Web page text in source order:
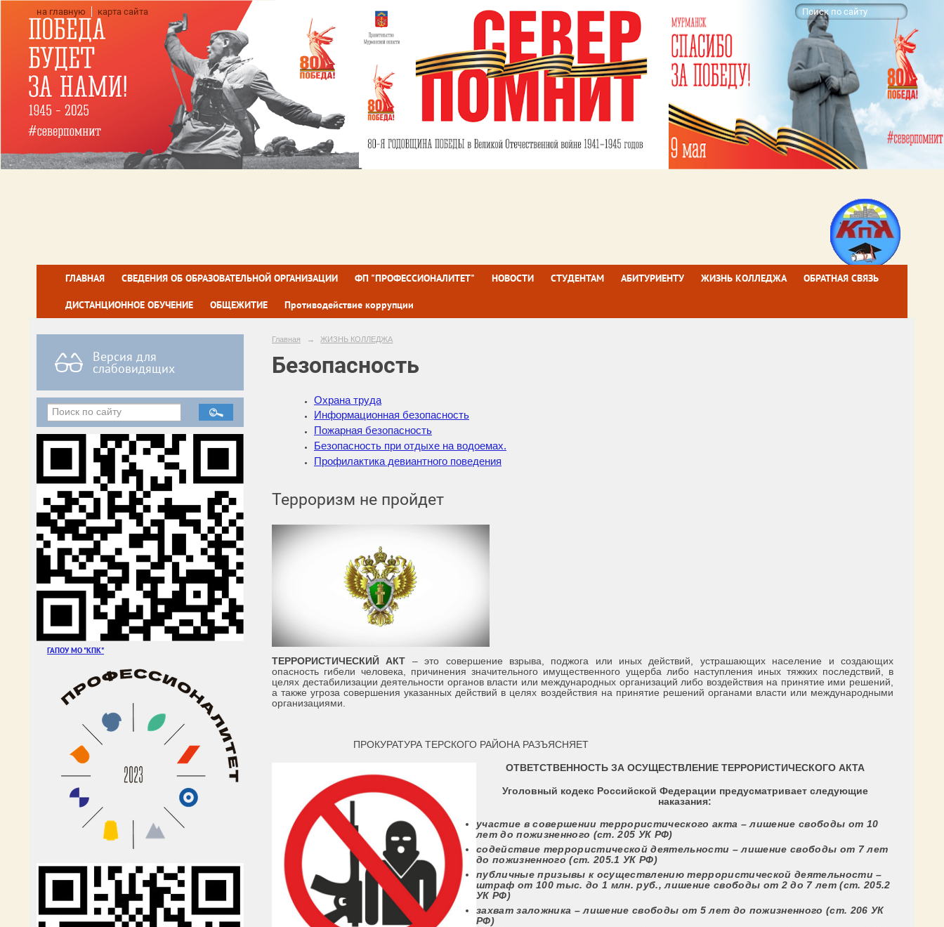
на главную карта сайта
ГЛАВНАЯ СВЕДЕНИЯ ОБ ОБРАЗОВАТЕЛЬНОЙ ОРГАНИЗАЦИИ ФП "ПРОФЕССИОНАЛИТЕТ" НОВОСТИ СТУДЕНТАМ АБИТУРИЕНТУ ЖИЗНЬ КОЛЛЕДЖА ОБРАТНАЯ СВЯЗЬ
ДИСТАНЦИОННОЕ ОБУЧЕНИЕ ОБЩЕЖИТИЕ Противодействие коррупции
Версия для
слабовидящих
ГАПОУ МО "КПК"
Главная → ЖИЗНЬ КОЛЛЕДЖА
Безопасность
Охрана труда
Информационная безопасность
Пожарная безопасность
Безопасность при отдыхе на водоемах.
Профилактика девиантного поведения
Терроризм не пройдет
ТЕРРОРИСТИЧЕСКИЙ АКТ
– это совершение взрыва, поджога или иных действий, устрашающих население и создающих
опасность гибели человека, причинения значительного имущественного ущерба либо наступления иных тяжких последствий, в
целях дестабилизации деятельности органов власти или международных организаций либо воздействия на принятие ими решений,
а также угроза совершения указанных действий в целях воздействия на принятие решений органами власти или международными
организациями.
ПРОКУРАТУРА ТЕРСКОГО РАЙОНА РАЗЪЯСНЯЕТ
ОТВЕТСТВЕННОСТЬ ЗА ОСУЩЕСТВЛЕНИЕ ТЕРРОРИСТИЧЕСКОГО АКТА
Уголовный кодекс Российской Федерации предусматривает следующие
наказания:
участие в совершении террористического акта –лишение свободы от 10
лет до пожизненного (ст. 205 УК РФ)
содействие террористической деятельности –лишение свободы от 7 лет
до пожизненного (ст. 205.1 УК РФ)
публичные призывы к осуществлению террористической деятельности –
штраф от 100 тыс. до 1 млн. руб., лишение свободы от 2 до 7 лет (ст. 205.2
УК РФ)
захват заложника –лишение свободы от 5 лет до пожизненного (ст. 206 УК
РФ)